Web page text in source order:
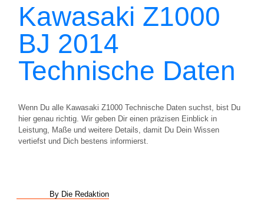
Kawasaki Z1000
BJ 2014
Technische Daten
Wenn Du alle Kawasaki Z1000 Technische Daten suchst, bist Du
hier genau richtig. Wir geben Dir einen präzisen Einblick in
Leistung, Maße und weitere Details, damit Du Dein Wissen
vertiefst und Dich bestens informierst.
By Die Redaktion